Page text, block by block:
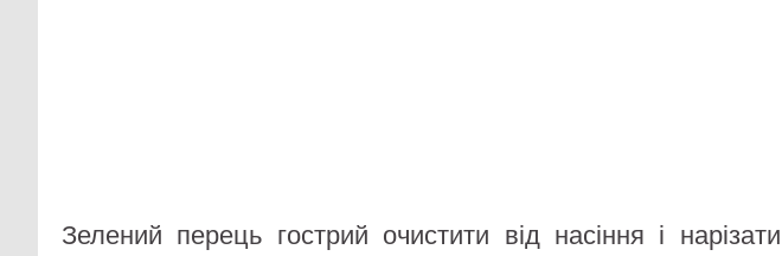
Зелений перець гострий очистити від насіння і нарізати